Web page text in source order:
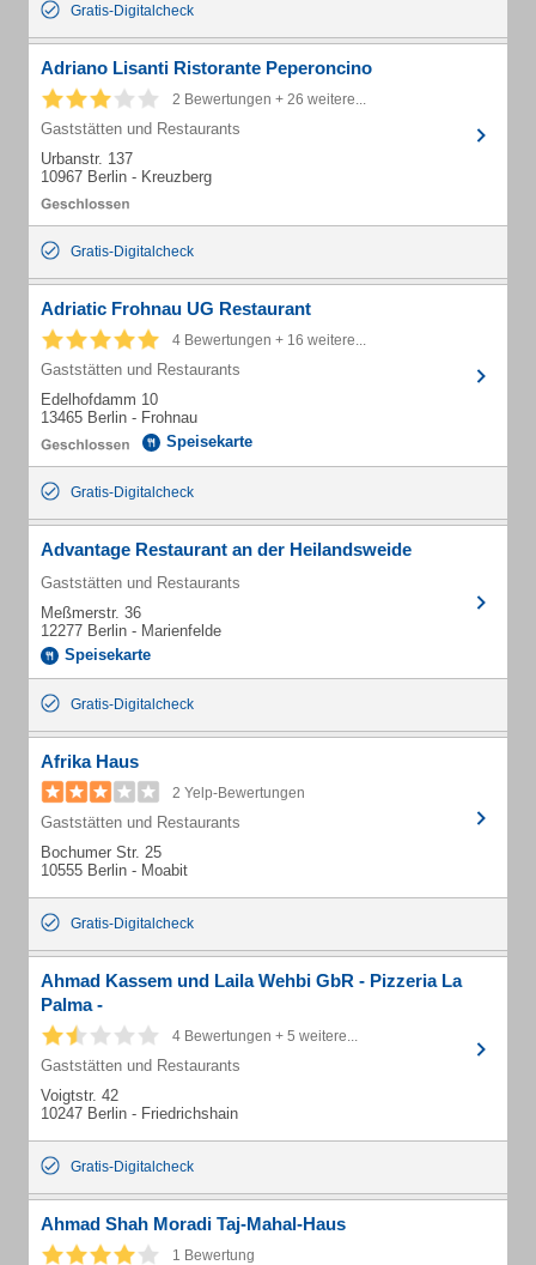
Gratis-Digitalcheck
Adriano Lisanti Ristorante Peperoncino
2 Bewertungen + 26 weitere...
Gaststätten und Restaurants
Urbanstr. 137
10967 Berlin - Kreuzberg
Gratis-Digitalcheck
Adriatic Frohnau UG Restaurant
4 Bewertungen + 16 weitere...
Gaststätten und Restaurants
Edelhofdamm 10
13465 Berlin - Frohnau
Speisekarte
Gratis-Digitalcheck
Advantage Restaurant an der Heilandsweide
Gaststätten und Restaurants
Meßmerstr. 36
12277 Berlin - Marienfelde
Speisekarte
Gratis-Digitalcheck
Afrika Haus
2 Yelp-Bewertungen
Gaststätten und Restaurants
Bochumer Str. 25
10555 Berlin - Moabit
Gratis-Digitalcheck
Ahmad Kassem und Laila Wehbi GbR - Pizzeria La
Palma -
4 Bewertungen + 5 weitere...
Gaststätten und Restaurants
Voigtstr. 42
10247 Berlin - Friedrichshain
Gratis-Digitalcheck
Ahmad Shah Moradi Taj-Mahal-Haus
1 Bewertung